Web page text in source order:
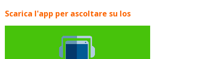
Scarica l'app per ascoltare su Ios